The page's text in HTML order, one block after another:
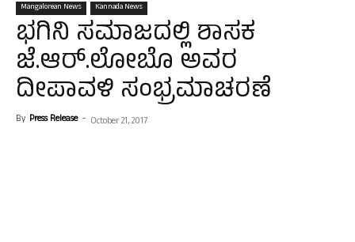
Mangalorean News Kannada News
ಭಗಿನಿ ಸಮಾಜದಲ್ಲಿ ಶಾಸಕ
ಜೆ.ಆರ್.ಲೋಬೊ ಅವರ
ದೀಪಾವಳಿ ಸಂಭ್ರಮಾಚರಣೆ
By Press Release - October 21, 2017